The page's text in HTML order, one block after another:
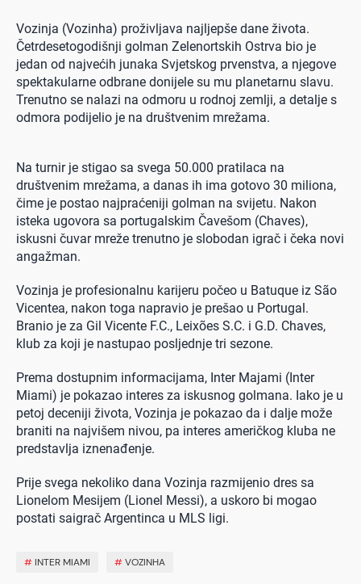
Vozinja (Vozinha) proživljava najljepše dane života.
Četrdesetogodišnji golman Zelenortskih Ostrva bio je
jedan od najvećih junaka Svjetskog prvenstva, a njegove
spektakularne odbrane donijele su mu planetarnu slavu.
Trenutno se nalazi na odmoru u rodnoj zemlji, a detalje s
odmora podijelio je na društvenim mrežama.
Na turnir je stigao sa svega 50.000 pratilaca na
društvenim mrežama, a danas ih ima gotovo 30 miliona,
čime je postao najpraćeniji golman na svijetu. Nakon
isteka ugovora sa portugalskim Čavešom (Chaves),
iskusni čuvar mreže trenutno je slobodan igrač i čeka novi
angažman.
Vozinja je profesionalnu karijeru počeo u Batuque iz São
Vicentea, nakon toga napravio je prešao u Portugal.
Branio je za Gil Vicente F.C., Leixões S.C. i G.D. Chaves,
klub za koji je nastupao posljednje tri sezone.
Prema dostupnim informacijama, Inter Majami (Inter
Miami) je pokazao interes za iskusnog golmana. Iako je u
petoj deceniji života, Vozinja je pokazao da i dalje može
braniti na najvišem nivou, pa interes američkog kluba ne
predstavlja iznenađenje.
Prije svega nekoliko dana Vozinja razmijenio dres sa
Lionelom Mesijem (Lionel Messi), a uskoro bi mogao
postati saigrač Argentinca u MLS ligi.
# INTER MIAMI #VOZINHA